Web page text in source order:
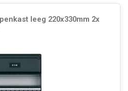
leeg 220x330mm 2x